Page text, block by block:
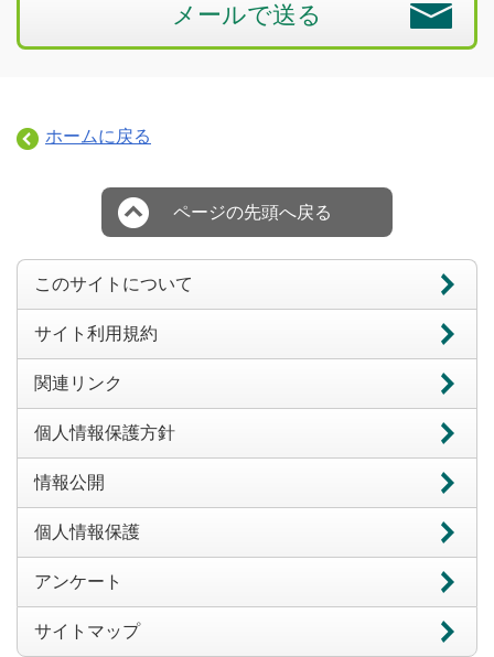
メールで送る
ホームに戻る
ページの先頭へ戻る
このサイトについて
サイト利用規約
関連リンク
個人情報保護方針
情報公開
個人情報保護
アンケート
サイトマップ